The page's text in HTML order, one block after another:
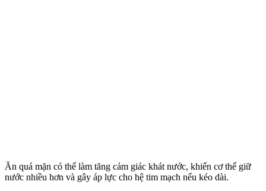
Ăn quá mặn có thể làm tăng cảm giác khát nước, khiến c‌ơ th‌ể giữ
nước nhiều hơn và gây áp lực cho hệ tim mạch nếu kéo dài.